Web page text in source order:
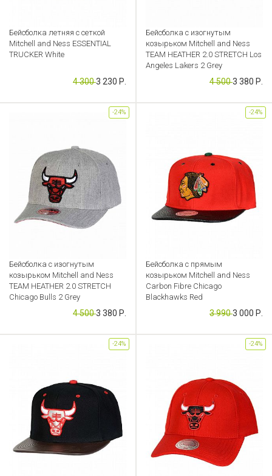
Бейсболка летняя с сеткой
Mitchell and Ness ESSENTIAL
TRUCKER White
Артикул: CB000049225
4 3003 230 Р.
Бейсболка с изогнутым
козырьком Mitchell and Ness
TEAM HEATHER 2.0 STRETCH Los
Angeles Lakers 2 Grey
Артикул: CB000049196
4 5003 380 Р.
Бейсболка с изогнутым
козырьком Mitchell and Ness
TEAM HEATHER 2.0 STRETCH
Chicago Bulls 2 Grey
Артикул: CB000049195
4 5003 380 Р.
-24%
Бейсболка с прямым
козырьком Mitchell and Ness
Carbon Fibre Chicago
Blackhawks Red
Артикул: CB000049182
3 9903 000 Р.
-24%
-24% -24%